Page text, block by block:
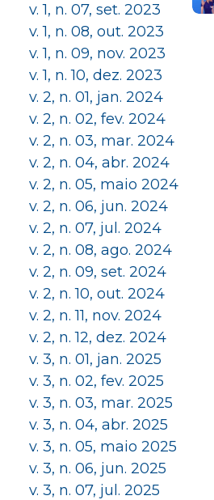
v. 1, n. 07, set. 2023
v. 1, n. 08, out. 2023
v. 1, n. 09, nov. 2023
v. 1, n. 10, dez. 2023
v. 2, n. 01, jan. 2024
v. 2, n. 02, fev. 2024
v. 2, n. 03, mar. 2024
v. 2, n. 04, abr. 2024
v. 2, n. 05, maio 2024
v. 2, n. 06, jun. 2024
v. 2, n. 07, jul. 2024
v. 2, n. 08, ago. 2024
v. 2, n. 09, set. 2024
v. 2, n. 10, out. 2024
v. 2, n. 11, nov. 2024
v. 2, n. 12, dez. 2024
v. 3, n. 01, jan. 2025
v. 3, n. 02, fev. 2025
v. 3, n. 03, mar. 2025
v. 3, n. 04, abr. 2025
v. 3, n. 05, maio 2025
v. 3, n. 06, jun. 2025
v. 3, n. 07, jul. 2025